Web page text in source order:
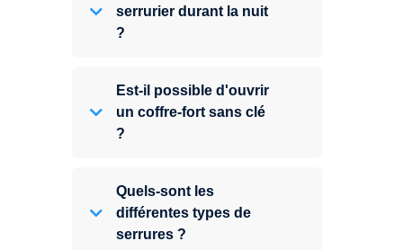
serrurier durant la nuit
?
Est-il possible d'ouvrir
un coffre-fort sans clé
?
Quels-sont les
différentes types de
serrures ?